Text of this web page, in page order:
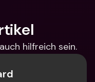
hilfreich sein.